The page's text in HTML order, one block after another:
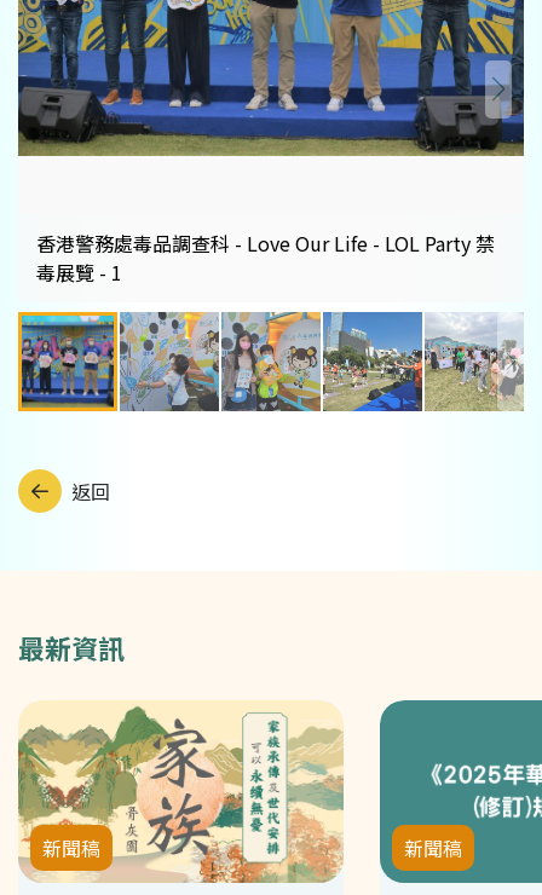
香港警務處毒品調查科 - Love Our Life - LOL Party 禁
毒展覽 - 1
返回
最新資訊
新聞稿 新聞稿